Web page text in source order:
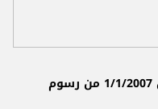
المالية: إعفاء الواقعات الحاصلة قبل 1/1/2007 من رسوم